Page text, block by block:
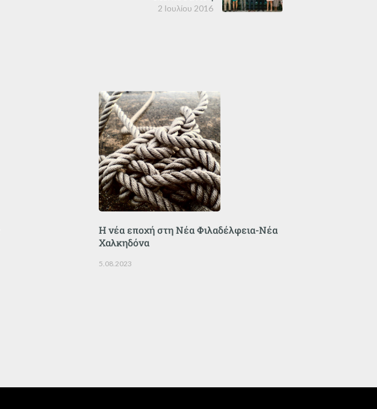
2 Ιουλίου 2016
Η νέα εποχή στη Νέα Φιλαδέλφεια-Νέα
Χαλκηδόνα
5.08.2023